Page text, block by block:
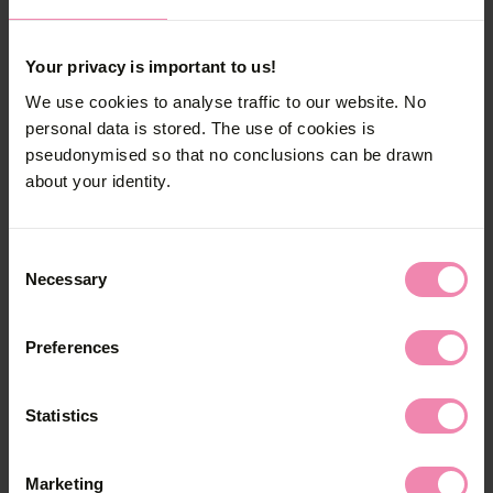
Your privacy is important to us!
We use cookies to analyse traffic to our website. No
personal data is stored. The use of cookies is
pseudonymised so that no conclusions can be drawn
about your identity.
Selection
Necessary
Preferences
Statistics
Marketing
Kampagnen Videos
Machs mit und gewinne (1)
Machs mit und gewinne (2)
Machs mit und gewinne (3)